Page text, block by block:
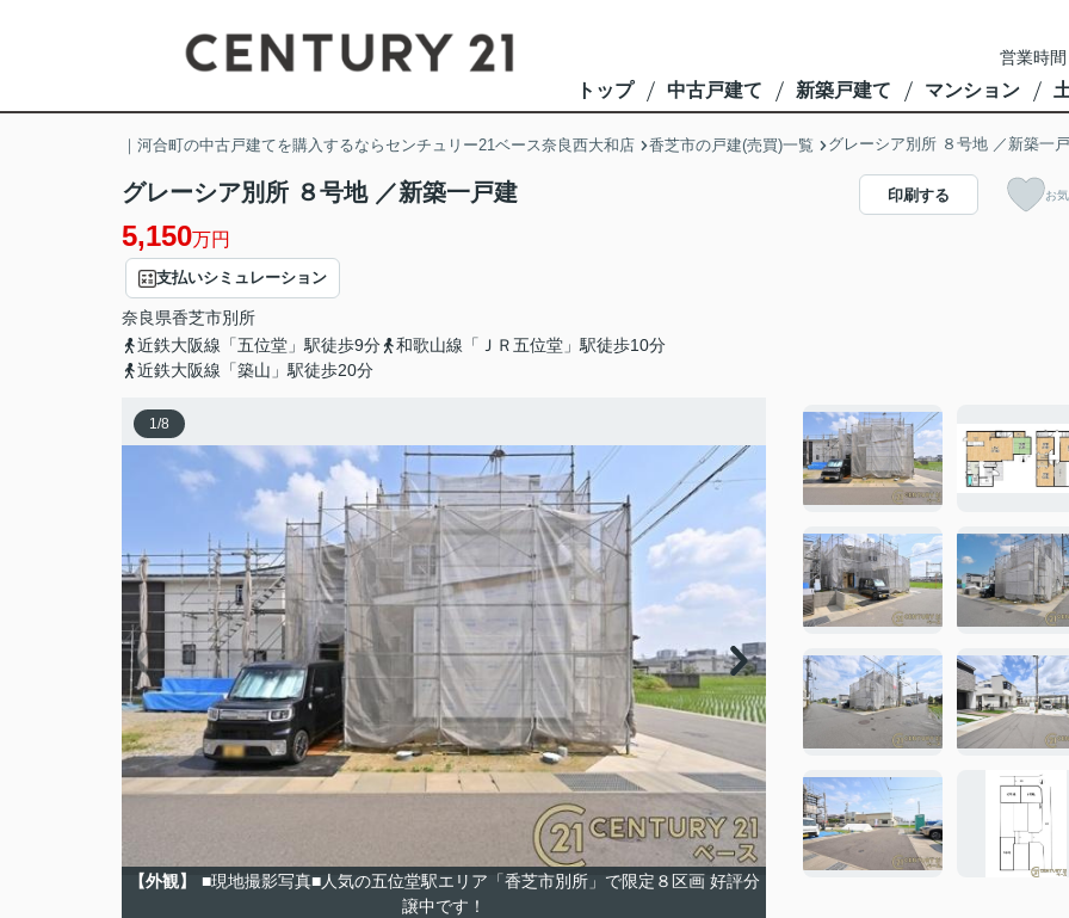
営業時
トップ 中古戸建て 新築戸建て マンション
｜河合町の中古戸建てを購入するならセンチュリー21ベース奈良西大和店 香芝市の戸建(売買)一覧 グレーシア別所 ８号地 ／新築一
グレーシア別所 ８号地 ／新築一戸建
5,150万円
支払いシミュレーション
奈良県香芝市別所
近鉄大阪線「五位堂」駅徒歩9分
和歌山線「ＪＲ五位堂」駅徒歩10分
近鉄大阪線「築山」駅徒歩20分
印刷する お
1/8
【外観】
■現地撮影写真■人気の五位堂駅エリア「香芝市別所」で限定８区画 好評分
譲中です！